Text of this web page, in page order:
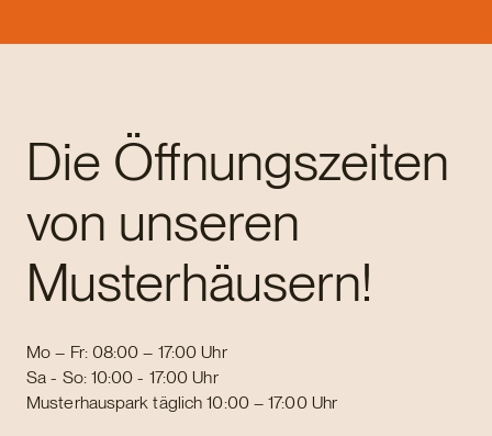
Die Öffnungszeiten
von unseren
Musterhäusern!
Mo – Fr: 08:00 – 17:00 Uhr
Sa - So: 10:00 - 17:00 Uhr
Musterhauspark täglich 10:00 – 17:00 Uhr